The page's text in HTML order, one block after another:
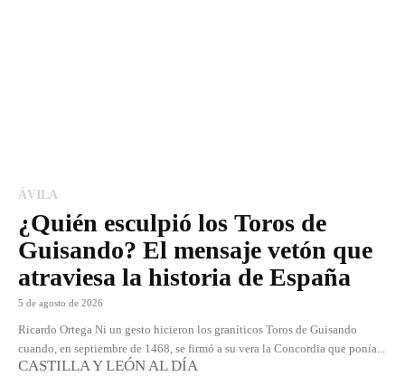
ÁVILA
¿Quién esculpió los Toros de
Guisando? El mensaje vetón que
atraviesa la historia de España
5 de agosto de 2026
Ricardo Ortega Ni un gesto hicieron los graníticos Toros de Guisando
cuando, en septiembre de 1468, se firmó a su vera la Concordia que ponía...
CASTILLA Y LEÓN AL DÍA